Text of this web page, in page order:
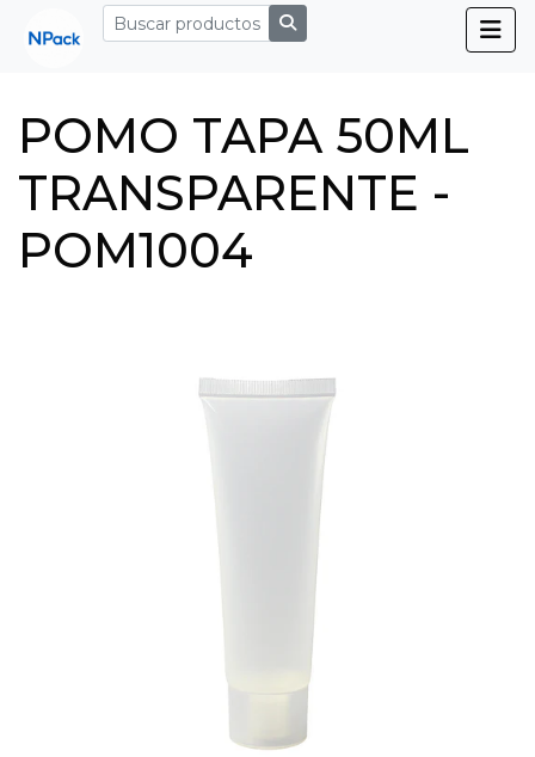
POMO TAPA 50ML
TRANSPARENTE -
POM1004